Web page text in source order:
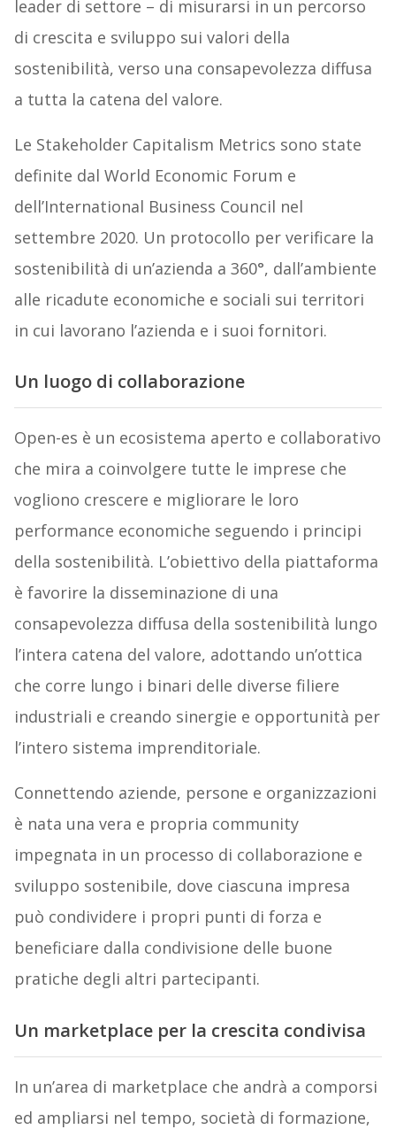
leader di settore – di misurarsi in un percorso
di crescita e sviluppo sui valori della
sostenibilità, verso una consapevolezza diffusa
a tutta la catena del valore.
Le Stakeholder Capitalism Metrics sono state
definite dal World Economic Forum e
dell’International Business Council nel
settembre 2020. Un protocollo per verificare la
sostenibilità di un’azienda a 360°, dall’ambiente
alle ricadute economiche e sociali sui territori
in cui lavorano l’azienda e i suoi fornitori.
Un luogo di collaborazione
Open-es è un ecosistema aperto e collaborativo
che mira a coinvolgere tutte le imprese che
vogliono crescere e migliorare le loro
performance economiche seguendo i principi
della sostenibilità. L’obiettivo della piattaforma
è favorire la disseminazione di una
consapevolezza diffusa della sostenibilità lungo
l’intera catena del valore, adottando un’ottica
che corre lungo i binari delle diverse filiere
industriali e creando sinergie e opportunità per
l’intero sistema imprenditoriale.
Connettendo aziende, persone e organizzazioni
è nata una vera e propria community
impegnata in un processo di collaborazione e
sviluppo sostenibile, dove ciascuna impresa
può condividere i propri punti di forza e
beneficiare dalla condivisione delle buone
pratiche degli altri partecipanti.
Un marketplace per la crescita condivisa
In un’area di marketplace che andrà a comporsi
ed ampliarsi nel tempo, società di formazione,